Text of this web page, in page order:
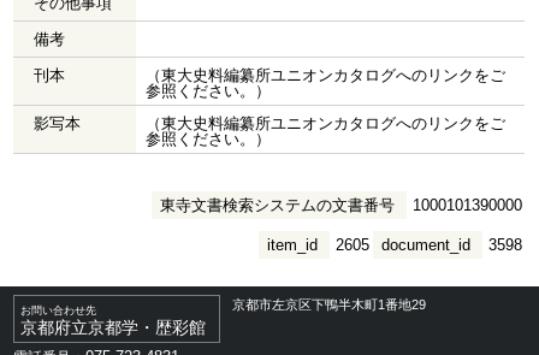
備考
刊本
（東大史料編纂所ユニオンカタログへのリンクをご
参照ください。）
影写本
（東大史料編纂所ユニオンカタログへのリンクをご
参照ください。）
東寺文書検索システムの文書番号 1000101390000
document_id 3598
item_id 2605
お問い合わせ先
京都府立京都学・歴彩館
京都市左京区下鴨半木町1番地29